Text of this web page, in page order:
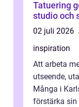
Tatuering göteborg
studio och
02 juli 2026
inspiration
Att arbeta
utseende,
Många i
förstärka sin